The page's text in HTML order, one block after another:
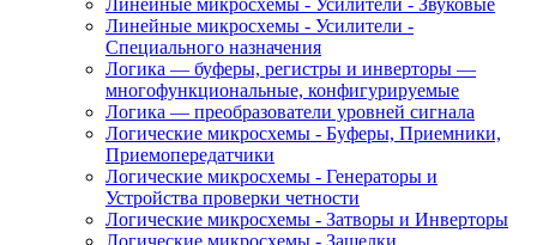
Линейные микросхемы - Усилители - Звуковые
Линейные микросхемы - Усилители -
Специального назначения
Логика — буферы, регистры и инверторы —
многофункциональные, конфигурируемые
Логика — преобразователи уровней сигнала
Логические микросхемы - Буферы, Приемники,
Приемопередатчики
Логические микросхемы - Генераторы и
Устройства проверки четности
Логические микросхемы - Затворы и Инверторы
Логические микросхемы - Защелки